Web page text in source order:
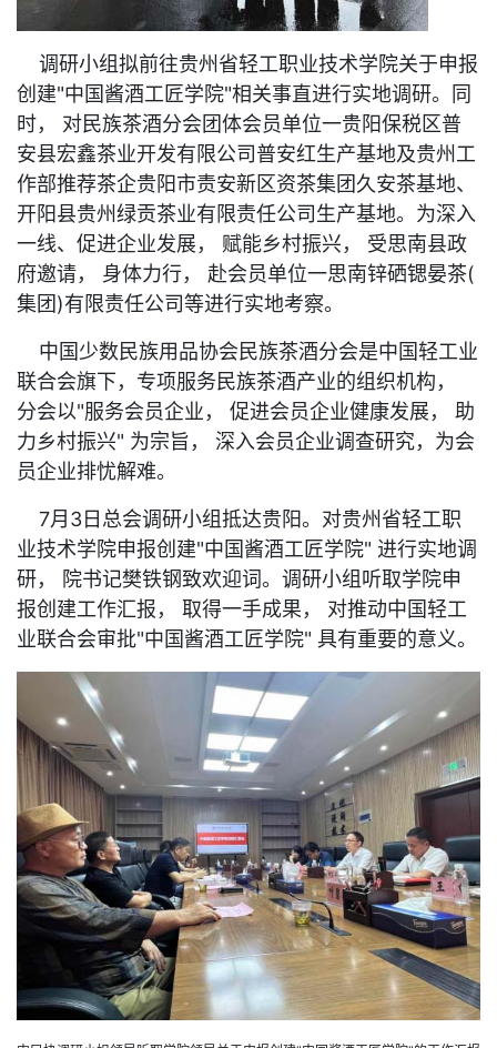
调研小组拟前往贵州省轻工职业技术学院关于申报
创建"中国酱酒工匠学院"相关事直进行实地调研。同
时， 对民族茶酒分会团体会员单位一贵阳保税区普
安县宏鑫茶业开发有限公司普安红生产基地及贵州工
作部推荐茶企贵阳市责安新区资茶集团久安茶基地、
开阳县贵州绿贡茶业有限责任公司生产基地。为深入
一线、促进企业发展， 赋能乡村振兴， 受思南县政
府邀请， 身体力行， 赴会员单位一思南锌硒锶晏茶(
集团)有限责任公司等进行实地考察。
中国少数民族用品协会民族茶酒分会是中国轻工业
联合会旗下，专项服务民族茶酒产业的组织机构，
分会以"服务会员企业， 促进会员企业健康发展， 助
力乡村振兴" 为宗旨， 深入会员企业调查研究，为会
员企业排忧解难。
7月3日总会调研小组抵达贵阳。对贵州省轻工职
业技术学院申报创建"中国酱酒工匠学院" 进行实地调
研， 院书记樊铁钢致欢迎词。调研小组听取学院申
报创建工作汇报， 取得一手成果， 对推动中国轻工
业联合会审批"中国酱酒工匠学院" 具有重要的意义。